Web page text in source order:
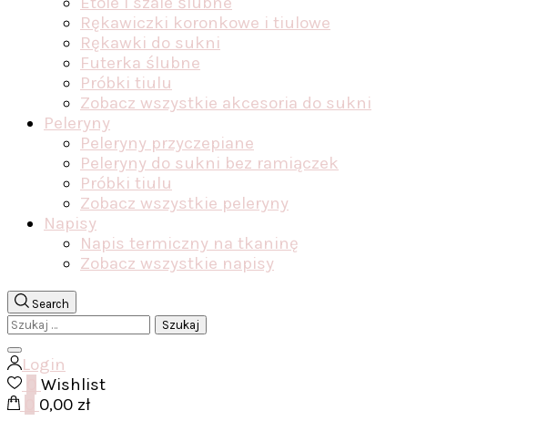
Rękawiczki koronkowe i tiulowe
Rękawki do sukni
Futerka ślubne
Próbki tiulu
Zobacz wszystkie akcesoria do sukni
Peleryny
Peleryny przyczepiane
Peleryny do sukni bez ramiączek
Próbki tiulu
Zobacz wszystkie peleryny
Napisy
Napis termiczny na tkaninę
Zobacz wszystkie napisy
Search
Szukaj:
Login
Wishlist
0,00 zł